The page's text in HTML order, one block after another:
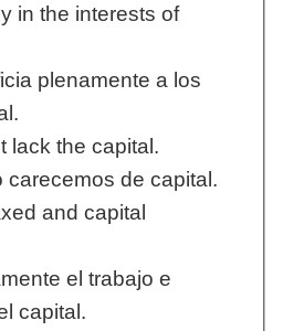
in the interests of
plenamente a los
lack the capital.
carecemos de capital.
and capital
el trabajo e
capital.